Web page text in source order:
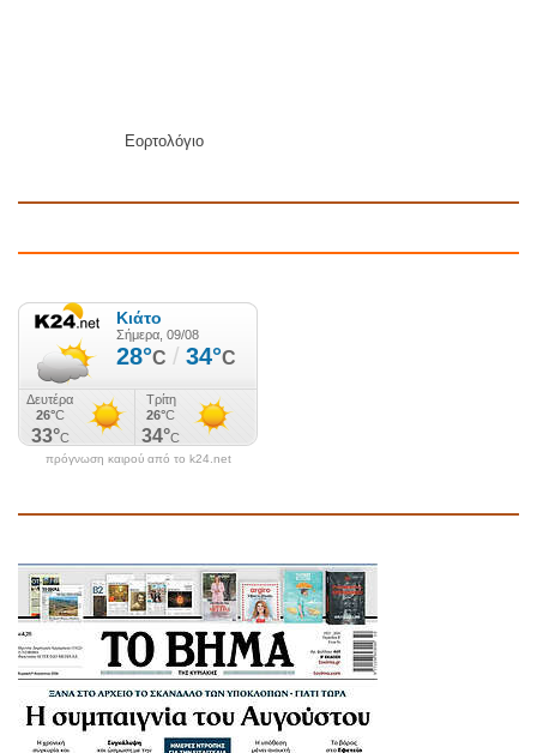
Εορτολόγιο
πρόγνωση καιρού από το k24.net